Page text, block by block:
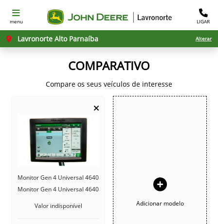
menu LIGAR
Lavronorte Alto Parnaíba Alterar
COMPARATIVO
Compare os seus veículos de interesse
Monitor Gen 4 Universal 4640
Monitor Gen 4 Universal 4640
Valor indisponível
Adicionar modelo